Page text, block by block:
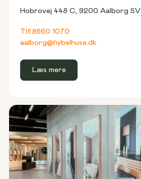
Hobrovej 448 C, 9200 Aalborg SV
Tlf:8660 1070
aalborg@hybelhuse.dk
Læs mere